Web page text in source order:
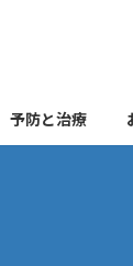
予防と治療